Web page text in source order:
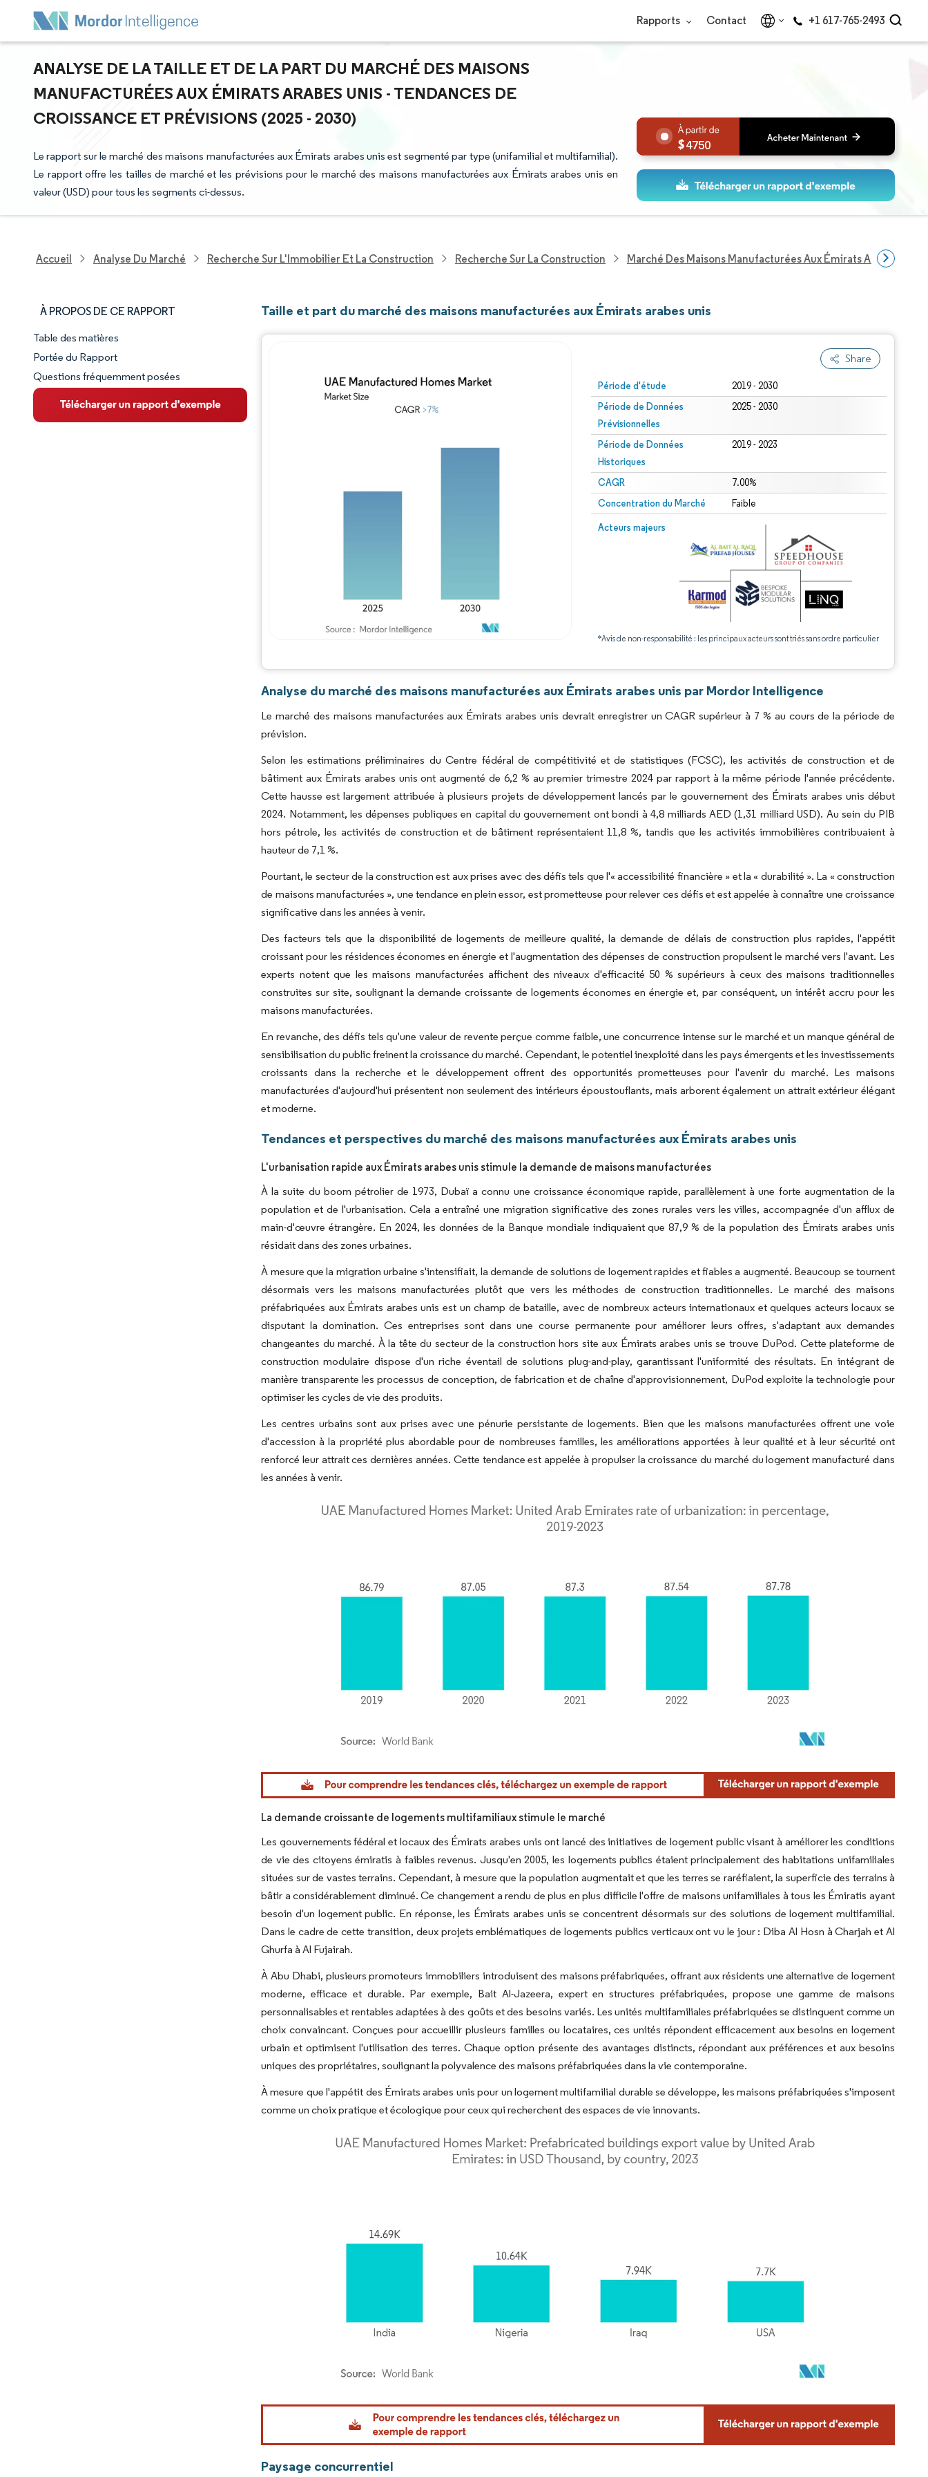
Rapports Contact +1 617-765-2493
ANALYSE DE LA TAILLE ET DE LA PART DU MARCHÉ DES MAISONS
MANUFACTURÉES AUX ÉMIRATS ARABES UNIS - TENDANCES DE
CROISSANCE ET PRÉVISIONS (2025 - 2030)
Le rapport sur le marché des maisons manufacturées aux Émirats arabes unis est segmenté par type (unifamilial et multifamilial).
Le rapport offre les tailles de marché et les prévisions pour le marché des maisons manufacturées aux Émirats arabes unis en
valeur (USD) pour tous les segments ci-dessus.
4750
Accueil Analyse Du Marché Recherche Sur L'Immobilier Et La Construction Recherche Sur La Construction Marché Des Maisons Manufacturées Aux Émirats Arabes Unis
À PROPOS DE CE RAPPORT
Aperçu du marché
VUE D’ENSEMBLE DU MARCHÉ
Principales tendances du marché
Table des matières
Portée du Rapport
Questions fréquemment posées
Taille et part du marché des maisons manufacturées aux Émirats arabes unis
Share
Période d'étude 2019 - 2030
Période de Données
Prévisionnelles
2025 - 2030
Période de Données
Historiques
2019 - 2023
CAGR 7.00%
Concentration du Marché Faible
Acteurs majeurs
*Avis de non-responsabilité : les principaux acteurs sont triés sans ordre particulier
Analyse du marché des maisons manufacturées aux Émirats arabes unis par Mordor Intelligence
Le marché des maisons manufacturées aux Émirats arabes unis devrait enregistrer un CAGR supérieur à 7 % au cours de la période de
prévision.
Selon les estimations préliminaires du Centre fédéral de compétitivité et de statistiques (FCSC), les activités de construction et de
bâtiment aux Émirats arabes unis ont augmenté de 6,2 % au premier trimestre 2024 par rapport à la même période l'année précédente.
Cette hausse est largement attribuée à plusieurs projets de développement lancés par le gouvernement des Émirats arabes unis début
2024. Notamment, les dépenses publiques en capital du gouvernement ont bondi à 4,8 milliards AED (1,31 milliard USD). Au sein du PIB
hors pétrole, les activités de construction et de bâtiment représentaient 11,8 %, tandis que les activités immobilières contribuaient à
hauteur de 7,1 %.
Pourtant, le secteur de la construction est aux prises avec des défis tels que l'« accessibilité financière » et la « durabilité ». La « construction
de maisons manufacturées », une tendance en plein essor, est prometteuse pour relever ces défis et est appelée à connaître une croissance
significative dans les années à venir.
Des facteurs tels que la disponibilité de logements de meilleure qualité, la demande de délais de construction plus rapides, l'appétit
croissant pour les résidences économes en énergie et l'augmentation des dépenses de construction propulsent le marché vers l'avant. Les
experts notent que les maisons manufacturées affichent des niveaux d'efficacité 50 % supérieurs à ceux des maisons traditionnelles
construites sur site, soulignant la demande croissante de logements économes en énergie et, par conséquent, un intérêt accru pour les
maisons manufacturées.
En revanche, des défis tels qu'une valeur de revente perçue comme faible, une concurrence intense sur le marché et un manque général de
sensibilisation du public freinent la croissance du marché. Cependant, le potentiel inexploité dans les pays émergents et les investissements
croissants dans la recherche et le développement offrent des opportunités prometteuses pour l'avenir du marché. Les maisons
manufacturées d'aujourd'hui présentent non seulement des intérieurs époustouflants, mais arborent également un attrait extérieur élégant
et moderne.
Tendances et perspectives du marché des maisons manufacturées aux Émirats arabes unis
L'urbanisation rapide aux Émirats arabes unis stimule la demande de maisons manufacturées
À la suite du boom pétrolier de 1973, Dubaï a connu une croissance économique rapide, parallèlement à une forte augmentation de la
population et de l'urbanisation. Cela a entraîné une migration significative des zones rurales vers les villes, accompagnée d'un afflux de
main-d'œuvre étrangère. En 2024, les données de la Banque mondiale indiquaient que 87,9 % de la population des Émirats arabes unis
résidait dans des zones urbaines.
À mesure que la migration urbaine s'intensifiait, la demande de solutions de logement rapides et fiables a augmenté. Beaucoup se tournent
désormais vers les maisons manufacturées plutôt que vers les méthodes de construction traditionnelles. Le marché des maisons
préfabriquées aux Émirats arabes unis est un champ de bataille, avec de nombreux acteurs internationaux et quelques acteurs locaux se
disputant la domination. Ces entreprises sont dans une course permanente pour améliorer leurs offres, s'adaptant aux demandes
changeantes du marché. À la tête du secteur de la construction hors site aux Émirats arabes unis se trouve DuPod. Cette plateforme de
construction modulaire dispose d'un riche éventail de solutions plug-and-play, garantissant l'uniformité des résultats. En intégrant de
manière transparente les processus de conception, de fabrication et de chaîne d'approvisionnement, DuPod exploite la technologie pour
optimiser les cycles de vie des produits.
Les centres urbains sont aux prises avec une pénurie persistante de logements. Bien que les maisons manufacturées offrent une voie
d'accession à la propriété plus abordable pour de nombreuses familles, les améliorations apportées à leur qualité et à leur sécurité ont
renforcé leur attrait ces dernières années. Cette tendance est appelée à propulser la croissance du marché du logement manufacturé dans
les années à venir.
Image © Mordor Intelligence. La réutilisation nécessite une attribution sous CC BY 4.0.
La demande croissante de logements multifamiliaux stimule le marché
Les gouvernements fédéral et locaux des Émirats arabes unis ont lancé des initiatives de logement public visant à améliorer les conditions
de vie des citoyens émiratis à faibles revenus. Jusqu'en 2005, les logements publics étaient principalement des habitations unifamiliales
situées sur de vastes terrains. Cependant, à mesure que la population augmentait et que les terres se raréfiaient, la superficie des terrains à
bâtir a considérablement diminué. Ce changement a rendu de plus en plus difficile l'offre de maisons unifamiliales à tous les Émiratis ayant
besoin d'un logement public. En réponse, les Émirats arabes unis se concentrent désormais sur des solutions de logement multifamilial.
Dans le cadre de cette transition, deux projets emblématiques de logements publics verticaux ont vu le jour : Diba Al Hosn à Charjah et Al
Ghurfa à Al Fujairah.
À Abu Dhabi, plusieurs promoteurs immobiliers introduisent des maisons préfabriquées, offrant aux résidents une alternative de logement
moderne, efficace et durable. Par exemple, Bait Al-Jazeera, expert en structures préfabriquées, propose une gamme de maisons
personnalisables et rentables adaptées à des goûts et des besoins variés. Les unités multifamiliales préfabriquées se distinguent comme un
choix convaincant. Conçues pour accueillir plusieurs familles ou locataires, ces unités répondent efficacement aux besoins en logement
urbain et optimisent l'utilisation des terres. Chaque option présente des avantages distincts, répondant aux préférences et aux besoins
uniques des propriétaires, soulignant la polyvalence des maisons préfabriquées dans la vie contemporaine.
À mesure que l'appétit des Émirats arabes unis pour un logement multifamilial durable se développe, les maisons préfabriquées s'imposent
comme un choix pratique et écologique pour ceux qui recherchent des espaces de vie innovants.
Image © Mordor Intelligence. La réutilisation nécessite une attribution sous CC BY 4.0.
Paysage concurrentiel